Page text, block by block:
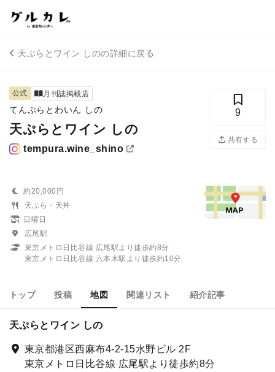
天ぷらとワイン しのの詳細に戻る
公式 月刊誌掲載店
てんぷらとわいん しの
天ぷらとワイン しの
tempura.wine_shino
9
共有する
約20,000円
天ぷら・天丼
日曜日
広尾駅
東京メトロ日比谷線 広尾駅より徒歩約8分
東京メトロ日比谷線 六本木駅より徒歩約10分
トップ 投稿 地図 関連リスト 紹介記事
天ぷらとワイン しの
東京都港区西麻布4-2-15水野ビル 2F
東京メトロ日比谷線 広尾駅より徒歩約8分